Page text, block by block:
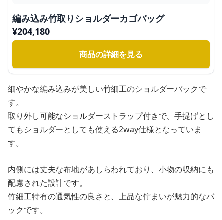
編み込み竹取りショルダーカゴバッグ
¥204,180
商品の詳細を見る
細やかな編み込みが美しい竹細工のショルダーバックで
す。
取り外し可能なショルダーストラップ付きで、手提げとし
てもショルダーとしても使える2way仕様となっていま
す。
内側には丈夫な布地があしらわれており、小物の収納にも
配慮された設計です。
竹細工特有の通気性の良さと、上品な佇まいが魅力的なバ
ックです。